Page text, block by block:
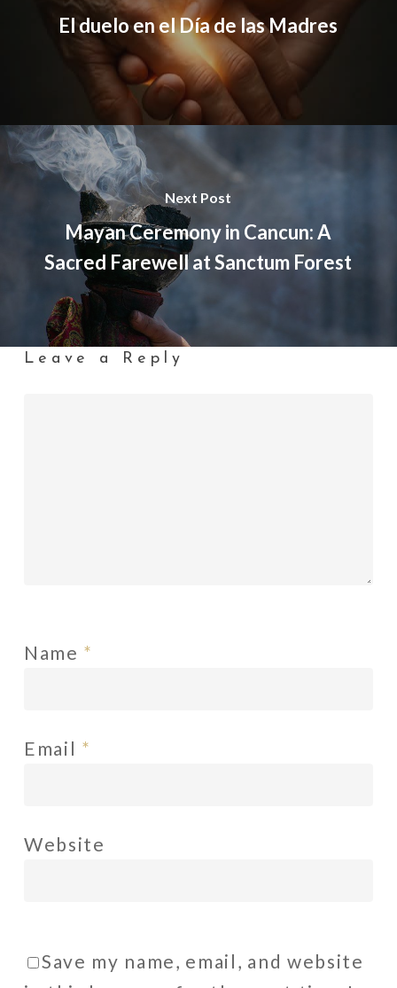
El duelo en el Día de las Madres
Next Post
Mayan Ceremony in Cancun: A
Sacred Farewell at Sanctum Forest
Leave a Reply
Name *
Email *
Website
Save my name, email, and website